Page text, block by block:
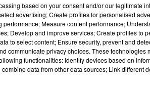
Portant le top-weight, il trouve
il lui faudra ici le bon parcours
à stagner. Le raccourcissement
place.
- 19h00
Jukebox RDL
based on your consent and/or our legitimate
advertising; Create profiles for personalised
Measure content performance;
Develop and improve services; Create profiles to
to select content; Ensure security, prevent and
communicate privacy choices. These technologies
functionalities: Identify devices based on
data from other data sources; Link different